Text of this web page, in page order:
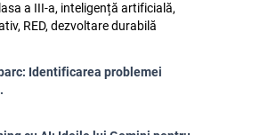
a III-a, inteligență artificială,
RED, dezvoltare durabilă
Identificarea problemei